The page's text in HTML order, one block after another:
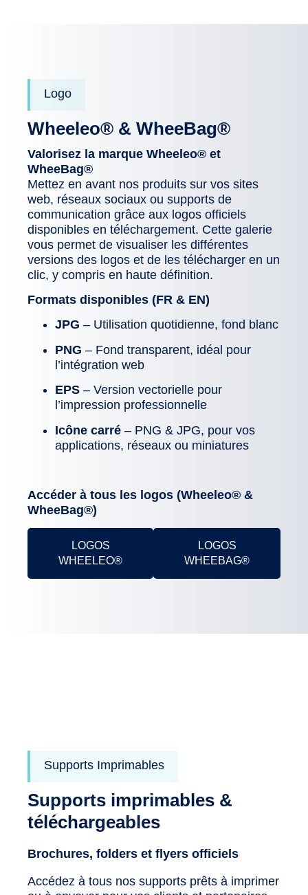
Logo
Wheeleo® & WheeBag®
Valorisez la marque Wheeleo® et
WheeBag®
Mettez en avant nos produits sur vos sites
web, réseaux sociaux ou supports de
communication grâce aux logos officiels
disponibles en téléchargement. Cette galerie
vous permet de visualiser les différentes
versions des logos et de les télécharger en un
clic, y compris en haute définition.
Formats disponibles (FR & EN)
JPG – Utilisation quotidienne, fond blanc
PNG – Fond transparent, idéal pour
l’intégration web
EPS – Version vectorielle pour
l’impression professionnelle
Icône carré – PNG & JPG, pour vos
applications, réseaux ou miniatures
Accéder à tous les logos (Wheeleo® &
WheeBag®)
LOGOS
WHEELEO®
LOGOS
WHEEBAG®
Supports Imprimables
Supports imprimables &
téléchargeables
Brochures, folders et flyers officiels
Accédez à tous nos supports prêts à imprimer